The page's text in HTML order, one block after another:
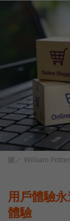
圖／ William
用戶體驗
體驗